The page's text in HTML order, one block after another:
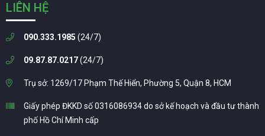
LIÊN HỆ
090.333.1985 (24/7)
09.87.87.0217(24/7)
Trụ sở: 1269/17 Phạm Thế Hiển, Phường 5, Quận 8, HCM
Giấy phép ĐKKD số 0316086934 do sở kế hoạch và đầu tư thành
phố Hồ Chí Minh cấp